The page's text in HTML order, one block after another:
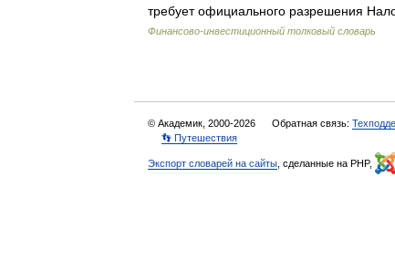
требует официального разрешения
Финансово-инвестиционный толковый словарь
© Академик, 2000-2026 Обратная связь:
👣 Путешествия
Экспорт словарей на сайты , сделанные на PHP,